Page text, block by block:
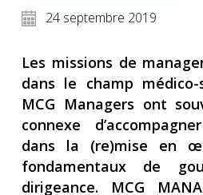
24 septembre 2019
Les missions de
dans le champ
MCG Managers ont
connexe
dans la (re)mise en
fondamentaux de
dirigeance. MCG